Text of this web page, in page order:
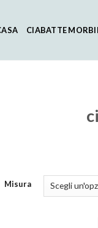
CIABATTE
Misura